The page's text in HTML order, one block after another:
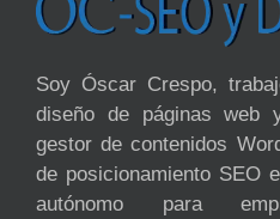
Soy Óscar Crespo,
diseño de páginas web
gestor de contenidos
de posicionamiento SEO
autónomo para